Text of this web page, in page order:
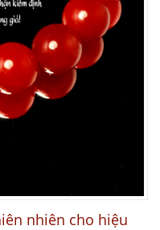
nhiên cho hiệu